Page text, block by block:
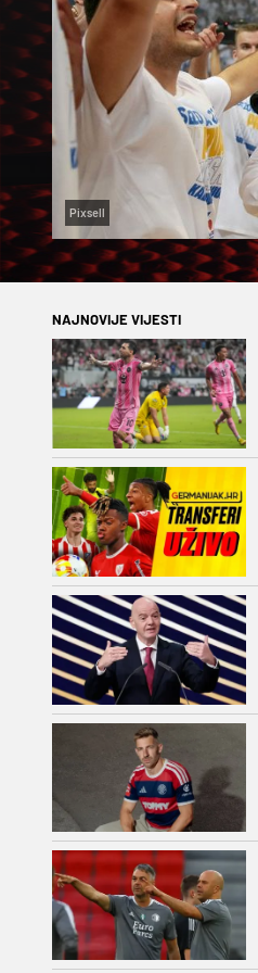
Pixsell
NAJNOVIJE VIJESTI